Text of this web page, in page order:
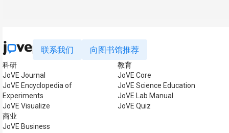
联系我们 向图书馆推荐
科研
JoVE Journal
JoVE Encyclopedia of
Experiments
JoVE Visualize
商业
JoVE Business
教育
JoVE Core
JoVE Science Education
JoVE Lab Manual
JoVE Quiz